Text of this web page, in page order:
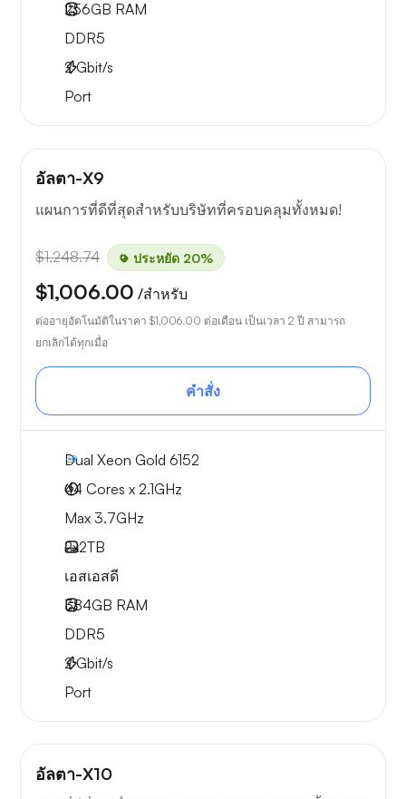
256GB RAM
DDR5
2Gbit/s
Port
อัลตา-X9
แผนการที่ดีที่สุดสำหรับบริษัทที่ครอบคลุมทั้งหมด!
$1,248.74 ประหยัด 20%
$1,006.00 /สำหรับ
ต่ออายุอัตโนมัติในราคา $1,006.00 ต่อเดือน เป็นเวลา 2 ปี สามารถ
ยกเลิกได้ทุกเมื่อ
คำสั่ง
Dual Xeon Gold 6152
44 Cores x 2.1GHz
Max 3.7GHz
2x2TB
เอสเอสดี
384GB RAM
DDR5
2Gbit/s
Port
อัลตา-X10